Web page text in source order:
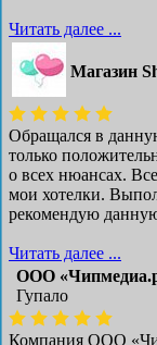
Читать далее ...
Магазин
Обращался в
только
о всех нюансах.
мои хотелки.
рекомендую
Читать далее ...
ООО
Гупало
Компания ООО